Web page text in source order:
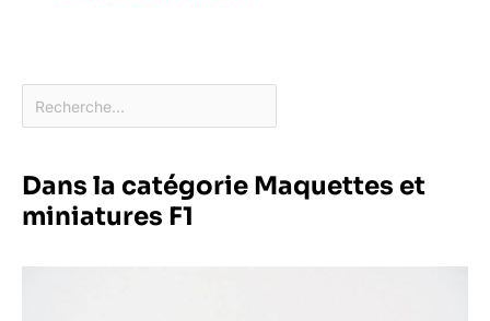
Dans la catégorie Maquettes et
miniatures F1